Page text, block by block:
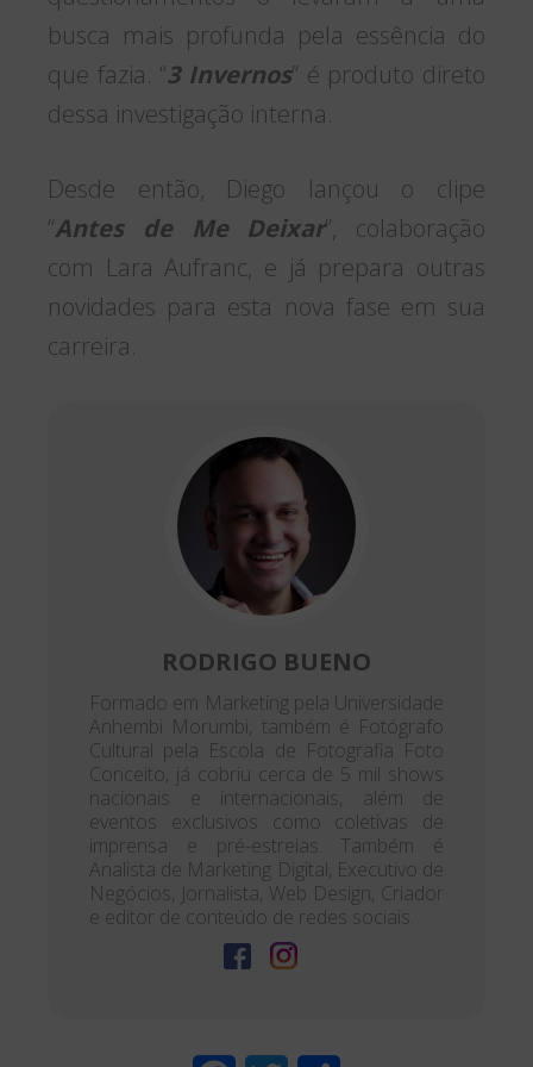
busca mais profunda pela essência do
que fazia. “3 Invernos” é produto direto
dessa investigação interna.
Desde então, Diego lançou o clipe
“Antes de Me Deixar”, colaboração
com Lara Aufranc, e já prepara outras
novidades para esta nova fase em sua
carreira.
RODRIGO BUENO
Formado em Marketing pela Universidade
Anhembi Morumbi, também é Fotógrafo
Cultural pela Escola de Fotografia Foto
Conceito, já cobriu cerca de 5 mil shows
nacionais e internacionais, além de
eventos exclusivos como coletivas de
imprensa e pré-estreias. Também é
Analista de Marketing Digital, Executivo de
Negócios, Jornalista, Web Design, Criador
e editor de conteúdo de redes sociais.